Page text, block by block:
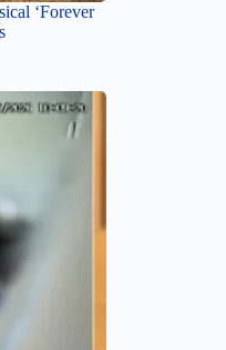
‘Forever